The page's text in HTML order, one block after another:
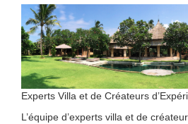
Experts Villa et de Créateurs
L’équipe d’experts villa et de